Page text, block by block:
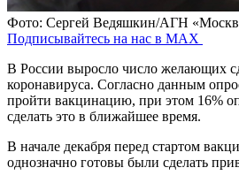
Фото: Сергей Ведяшкин/АГН
Подписывайтесь на нас в MAX
В России выросло число желающих
коронавируса. Согласно данным
пройти вакцинацию, при этом 16%
сделать это в ближайшее время.
В начале декабря перед стартом
однозначно готовы были сделать